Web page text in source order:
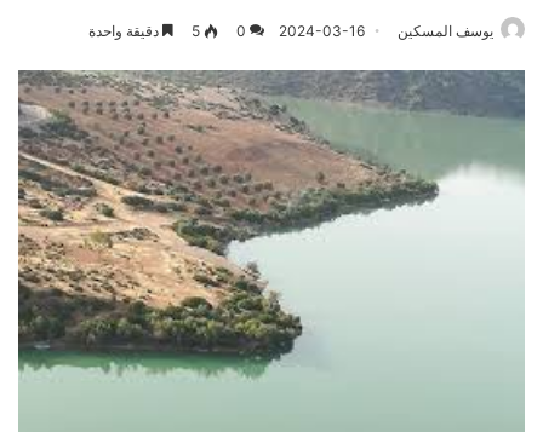
يوسف المسكين 2024-03-16
0
5 دقيقة واحدة